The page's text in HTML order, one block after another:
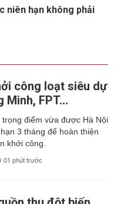
niên hạn không phải
công loạt siêu dự
Minh, FPT...
trọng điểm vừa được Hà Nội
3 tháng để hoàn thiện
khởi công.
01 phút trước